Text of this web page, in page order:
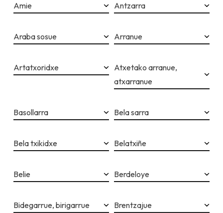
Amie Antzarra
Araba sosue Arranue
Artatxoridxe
Atxetako arranue,
atxarranue
Basollarra Bela sarra
Bela txikidxe Belatxiñe
Belie Berdeloye
Bidegarrue, birigarrue Brentzajue